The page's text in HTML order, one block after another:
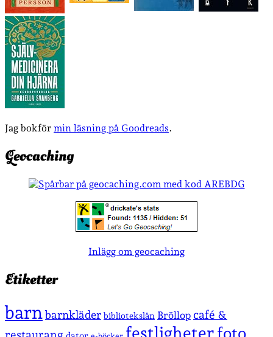
Jag bokför min läsning på Goodreads.
Geocaching
Inlägg om geocaching
Etiketter
barnbarnkläder bibliotekslån Bröllop café &
restaurang
festligheterfoto